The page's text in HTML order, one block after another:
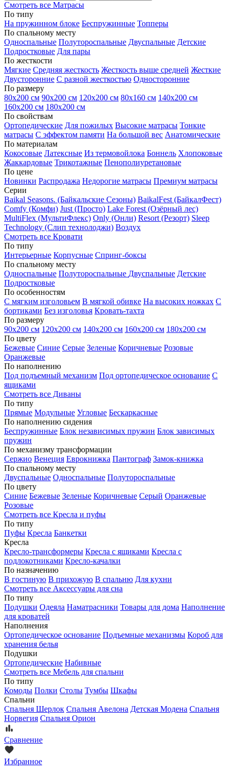
Смотреть все Матрасы
По типу
На пружинном блоке Беспружинные Топперы
По спальному месту
Односпальные Полутороспальные Двуспальные Детские
Подростковые Для пары
По жесткости
Мягкие Средняя жесткость Жесткость выше средней Жесткие
Двусторонние С разной жесткостью Односторонние
По размеру
80х200 см 90х200 см 120х200 см 80х160 см 140х200 см
160х200 см 180х200 см
По свойствам
Ортопедические Для пожилых Высокие матрасы Тонкие
матрасы С эффектом памяти На большой вес Анатомические
По материалам
Кокосовые Латексные Из термовойлока Боннель Хлопоковые
Жаккардовые Трикотажные Пенополиуретановые
По цене
Новинки Распродажа Недорогие матрасы Премиум матрасы
Серии
Baikal Seasons. (Байкальские Сезоны) BaikalFest (БайкалФест)
Comfy (Комфи) Just (Просто) Lake Forest (Озёрный лес)
MultiFlex (МультиФлекс) Only (Онли) Resort (Резорт) Sleep
Technology (Слип технолоджи) Воздух
Смотреть все Кровати
По типу
Интерьерные Корпусные Спринг-боксы
По спальному месту
Односпальные Полутороспальные Двуспальные Детские
Подростковые
По особенностям
С мягким изголовьем В мягкой обивке На высоких ножках С
бортиками Без изголовья Кровать-тахта
По размеру
90х200 см 120х200 см 140х200 см 160х200 см 180х200 см
По цвету
Бежевые Синие Серые Зеленые Коричневые Розовые
Оранжевые
По наполнению
Под подъемный механизм Под ортопедическое основание С
ящиками
Смотреть все Диваны
По типу
Прямые Модульные Угловые Бескаркасные
По наполнению сидения
Беспружинные Блок независимых пружин Блок зависимых
пружин
По механизму трансформации
Сержио Венеция Еврокнижка Пантограф Замок-книжка
По спальному месту
Двуспальные Односпальные Полутороспальные
По цвету
Синие Бежевые Зеленые Коричневые Серый Оранжевые
Розовые
Смотреть все Кресла и пуфы
По типу
Пуфы Кресла Банкетки
Кресла
Кресло-трансформеры Кресла с ящиками Кресла с
подлокотниками Кресло-качалки
По назначению
В гостиную В прихожую В спальню Для кухни
Смотреть все Аксессуары для сна
По типу
Подушки Одеяла Наматрасники Товары для дома Наполнение
для кроватей
Наполнения
Ортопедическое основание Подъемные механизмы Короб для
хранения белья
Подушки
Ортопедические Набивные
Смотреть все Мебель для спальни
По типу
Комоды Полки Столы Тумбы Шкафы
Спальни
Спальня Шерлок Спальня Авелона Детская Модена Спальня
Норвегия Спальня Орион
Сравнение
Избранное